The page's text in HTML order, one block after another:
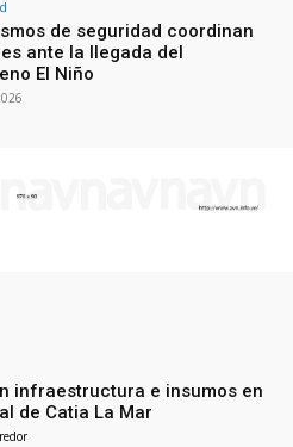
de seguridad coordinan
ante la llegada del
El Niño
infraestructura e insumos en
de Catia La Mar